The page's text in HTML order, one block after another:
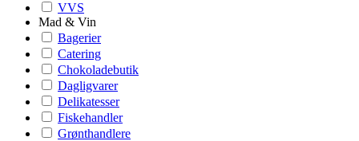
VVS
Mad & Vin
Bagerier
Catering
Chokoladebutik
Dagligvarer
Delikatesser
Fiskehandler
Grønthandlere